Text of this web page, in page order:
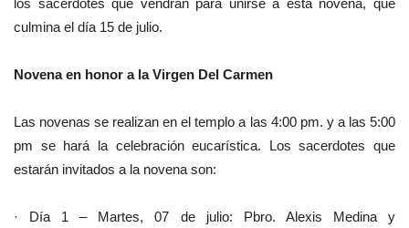
culmina el día 15 de julio.
Novena en honor a la Virgen Del Carmen
Las novenas se realizan en el templo a las 4:00 pm. y a las 5:00
pm se hará la celebración eucarística. Los sacerdotes que
estarán invitados a la novena son:
· Día 1 – Martes, 07 de julio: Pbro. Alexis Medina y